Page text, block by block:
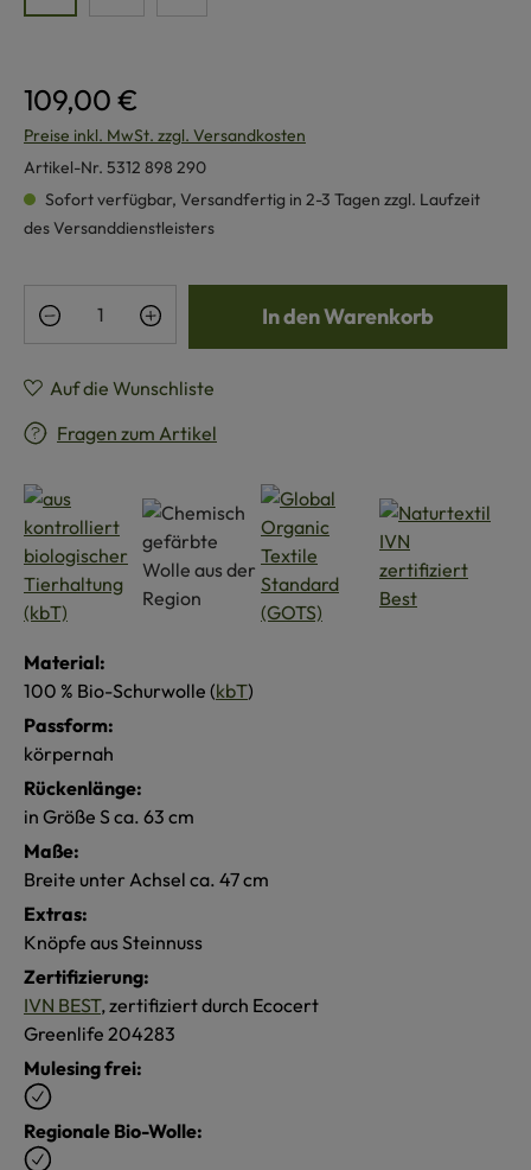
109,00 €
Preise inkl. MwSt. zzgl. Versandkosten
Artikel-Nr. 5312 898 290
Sofort verfügbar, Versandfertig in 2-3 Tagen zzgl. Laufzeit
des Versanddienstleisters
Produkt Anzahl: Gib den gewünschten
In den Warenkorb
Auf die Wunschliste
Fragen zum Artikel
Material:
100 % Bio-Schurwolle (kbT)
Passform:
körpernah
Rückenlänge:
in Größe S ca. 63 cm
Maße:
Breite unter Achsel ca. 47 cm
Extras:
Knöpfe aus Steinnuss
Zertifizierung:
IVN BEST, zertifiziert durch Ecocert
Greenlife 204283
Mulesing frei:
Regionale Bio-Wolle: